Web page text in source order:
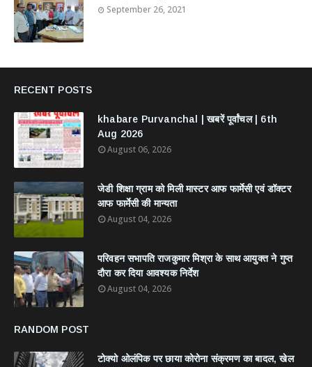
September 26, 2021
RECENT POSTS
khabare Purvanchal | खबरें पूर्वांचल | 6th
Aug 2026
August 06, 2026
जेडी शिक्षा ग्राम को मिली मास्टर आफ फार्मेसी एवं डॉक्टर
आफ फार्मेसी की मान्यता
August 04, 2026
परिवहन सभापति राजकुमार मिश्रा के साथ आयुक्त ने गुप्त
दौरा कर दिया आवश्यक निर्देश
August 04, 2026
RANDOM POST
टोक्यो ओलंपिक पर छाया कोरोना संक्रमण का बादल, खेल